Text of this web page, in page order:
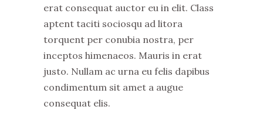
erat consequat auctor eu in elit. Class
aptent taciti sociosqu ad litora
torquent per conubia nostra, per
inceptos himenaeos. Mauris in erat
justo. Nullam ac urna eu felis dapibus
condimentum sit amet a augue
consequat elis.